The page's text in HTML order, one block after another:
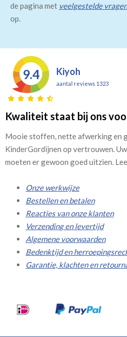
de pagina met veelgestelde vragen
op.
9.4 Kiyoh
aantal reviews 1323
Kwaliteit staat bij ons
Mooie stoffen, nette afwerking en
KinderGordijnen op vertrouwen.
moeten er gewoon goed uitzien.
Onze werkwijze
Bestellen en betalen
Reacties van onze klanten
Verzending en levertijd
Algemene voorwaarden
Bedenktijd en
Garantie, klachten en